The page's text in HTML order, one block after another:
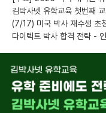
김박사넷 유학교육 첫번째
(7/17) 미국 박사 재수생
다이렉트 박사 합격 전략 -